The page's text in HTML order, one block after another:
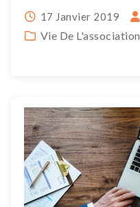
17 Janvier 2019
Vie De L'association